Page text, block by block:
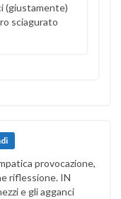
(giustamente)
sciagurato
provocazione,
riflessione. IN
e gli agganci